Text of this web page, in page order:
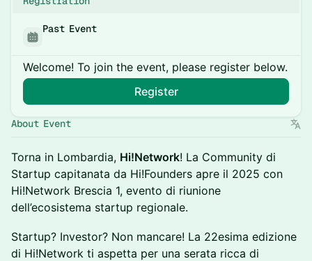
Past Event
Welcome! To join the event, please register below.
Register
About Event
Torna in Lombardia, Hi!Network! La Community di
Startup capitanata da Hi!Founders apre il 2025 con
Hi!Network Brescia 1, evento di riunione
dell’ecosistema startup regionale.
Startup? Investor? Non mancare! La 22esima edizione
di Hi!Network ti aspetta per una serata ricca di